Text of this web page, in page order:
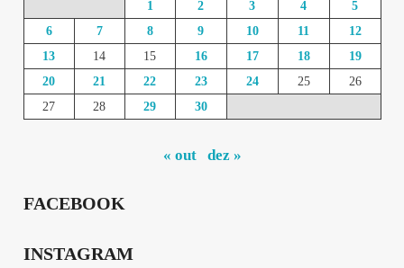
1 2 3 4
5
6
7 8 9 10 11
12
13
14 15 16 17 18
19
20
21 22 23 24 25
26
27
28 29 30
« out dez »
FACEBOOK
INSTAGRAM